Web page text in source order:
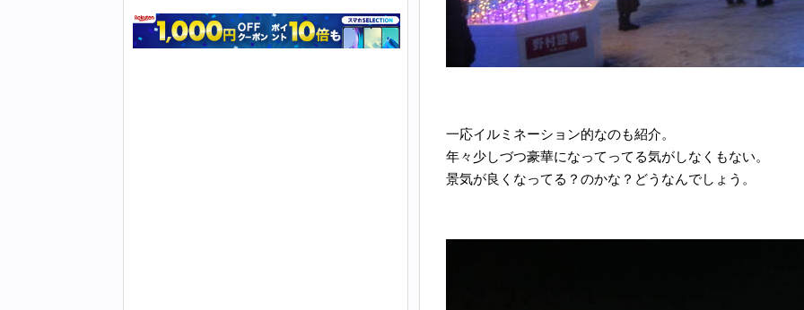
一応イルミネーション的なのも紹介。
年々少しづつ豪華になってってる気がしなくもない。
景気が良くなってる？のかな？どうなんでしょう。